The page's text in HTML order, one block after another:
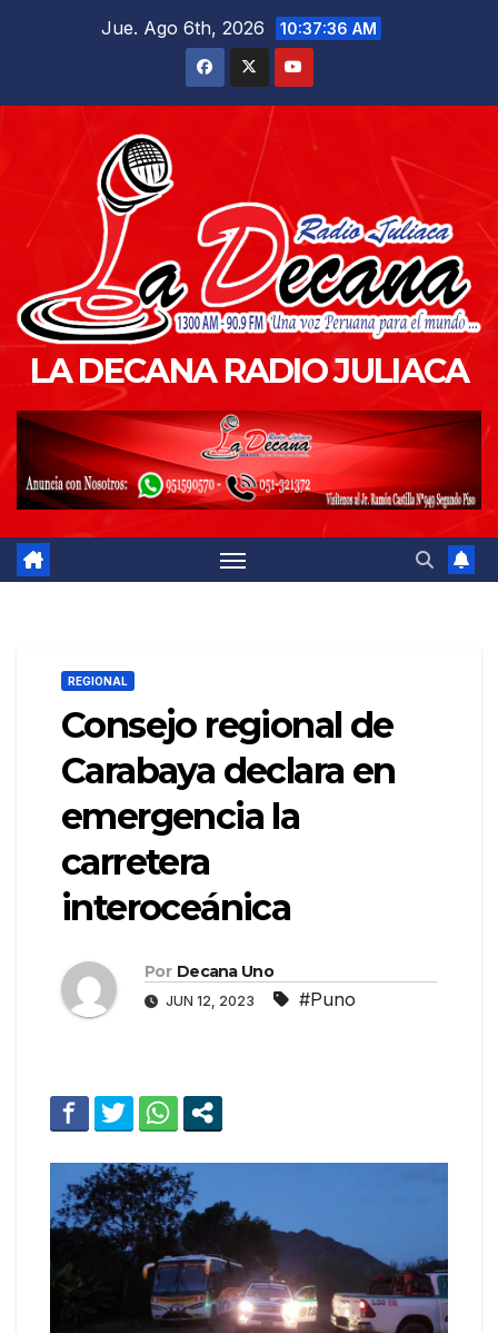
Jue. Ago 6th, 2026 10:37:37 AM
LA DECANA RADIO JULIACA
REGIONAL
Consejo regional de
Carabaya declara en
emergencia la
carretera
interoceánica
Por Decana Uno
JUN 12, 2023 #Puno